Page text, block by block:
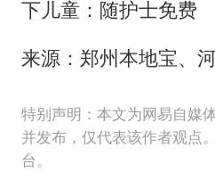
下儿童：随护士免费
来源：郑州本地宝、
特别声明：本文为网易自媒
并发布，仅代表该作者观点
台。